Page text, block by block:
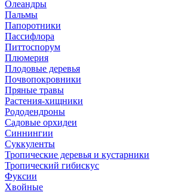
Олеандры
Пальмы
Папоротники
Пассифлора
Питтоспорум
Плюмерия
Плодовые деревья
Почвопокровники
Пряные травы
Растения-хищники
Рододендроны
Садовые орхидеи
Синнингии
Суккуленты
Тропические деревья и кустарники
Тропический гибискус
Фуксии
Хвойные